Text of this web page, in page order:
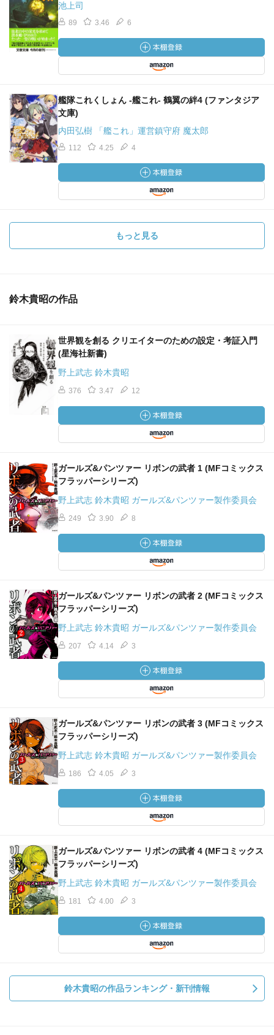
池上司
89 3.46 6
艦隊これくしょん -艦これ- 鶴翼の絆4 (ファンタジア
文庫)
内田弘樹 「艦これ」運営鎮守府 魔太郎
112 4.25 4
もっと見る
鈴木貴昭の作品
世界観を創る クリエイターのための設定・考証入門
(星海社新書)
野上武志 鈴木貴昭
376 3.47 12
ガールズ&パンツァー リボンの武者 1 (MFコミックス
フラッパーシリーズ)
野上武志 鈴木貴昭 ガールズ&パンツァー製作委員会
249 3.90 8
ガールズ&パンツァー リボンの武者 2 (MFコミックス
フラッパーシリーズ)
野上武志 鈴木貴昭 ガールズ&パンツァー製作委員会
207 4.14 3
ガールズ&パンツァー リボンの武者 3 (MFコミックス
フラッパーシリーズ)
野上武志 鈴木貴昭 ガールズ&パンツァー製作委員会
186 4.05 3
ガールズ&パンツァー リボンの武者 4 (MFコミックス
フラッパーシリーズ)
野上武志 鈴木貴昭 ガールズ&パンツァー製作委員会
181 4.00 3
鈴木貴昭の作品ランキング・新刊情報